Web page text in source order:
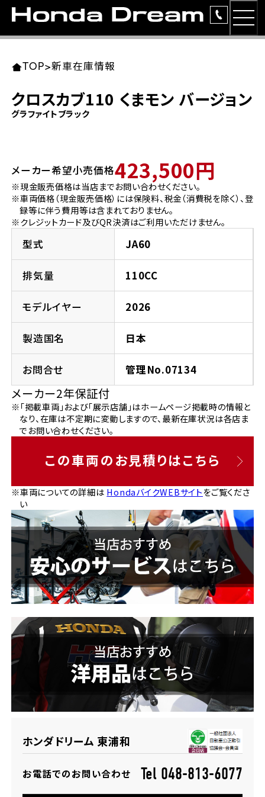
ラインアップ
レンタルバイク
洋用品
イベント
法人向けサービス
お問い合わせ
TOP>新車在庫情報
クロスカブ110 くまモン バージョン
グラファイトブラック
メーカー希望小売価格423,500円
※現金販売価格は当店までお問い合わせください。
※車両価格（現金販売価格）には保険料、税金（消費税を除く）、登
録等に伴う費用等は含まれておりません。
※クレジットカード及びQR決済はご利用いただけません。
型式 JA60
排気量 110CC
モデルイヤー 2026
製造国名 日本
お問合せ 管理No.07134
メーカー2年保証付
※「掲載車両」および「展示店舗」はホームページ掲載時の情報と
なり、在庫は不定期に変動しますので、最新在庫状況は各店ま
でお問い合わせください。
この車両のお見積りはこちら
※車両についての詳細は HondaバイクWEBサイトをご覧くださ
い
ホンダドリーム 東浦和
お電話でのお問い合わせ Tel 048-813-6077
東北エリア 店舗一覧
岩手県
宮城県
ホンダドリーム 仙台泉
ホンダドリーム 宮城岩沼
福島県
ホンダドリーム 郡山
関東エリア 店舗一覧
東京都
ホンダドリーム 西東京
ホンダドリーム 練馬
ホンダドリーム 板橋
ホンダドリーム 葛飾
ホンダドリーム 大田
ホンダドリーム 立川
神奈川県
ホンダドリーム 磯子
ホンダドリーム 川崎宮前
ホンダドリーム 横浜緑
千葉県
ホンダドリーム 船橋
ホンダドリーム 松戸
ホンダドリーム 蘇我
ホンダドリーム ふかや花園
中部エリア 店舗一覧
愛知県
ホンダドリーム 名古屋南
ホンダドリーム 小牧
ホンダドリーム 名古屋東
ホンダドリーム 一宮
ホンダドリーム 豊橋
ホンダドリーム 名古屋上小田井
岐阜県
ホンダドリーム 岐阜
近畿エリア 店舗一覧
大阪府
ホンダドリーム 箕面
ホンダドリーム 藤井寺
ホンダドリーム 東淀川
ホンダドリーム 豊中
京都府
ホンダドリーム 京都伏見
ホンダドリーム 京都北山
兵庫県
ホンダドリーム 神戸灘
ホンダドリーム 尼崎
ホンダドリーム 姫路
ホンダドリーム 西宮甲子園
奈良県
ホンダドリーム 奈良
中国・四国エリア 店舗一覧
岡山県
広島県
ホンダドリーム 広島
ホンダドリーム 福山
徳島県
ホンダドリーム 徳島
香川県
ホンダドリーム 高松
九州エリア 店舗一覧
福岡県
ホンダドリーム 福岡東
ホンダドリーム 久留米
ホンダドリーム 福岡春日
ホンダドリーム 福岡西
熊本県
ホンダドリーム 熊本